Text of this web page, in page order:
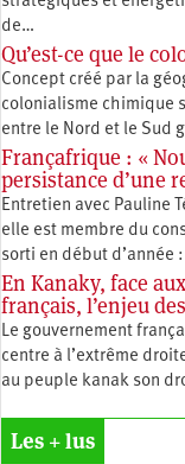
de…
Qu’est-ce que le
Concept créé par la
colonialisme chimique
entre le Nord et le Sud
Françafrique : «
persistance d’une
Entretien avec Pauline
elle est membre du
sorti en début d’année
En Kanaky, face
français, l’enjeu
Le gouvernement
centre à l’extrême
au peuple kanak son
Les + lus